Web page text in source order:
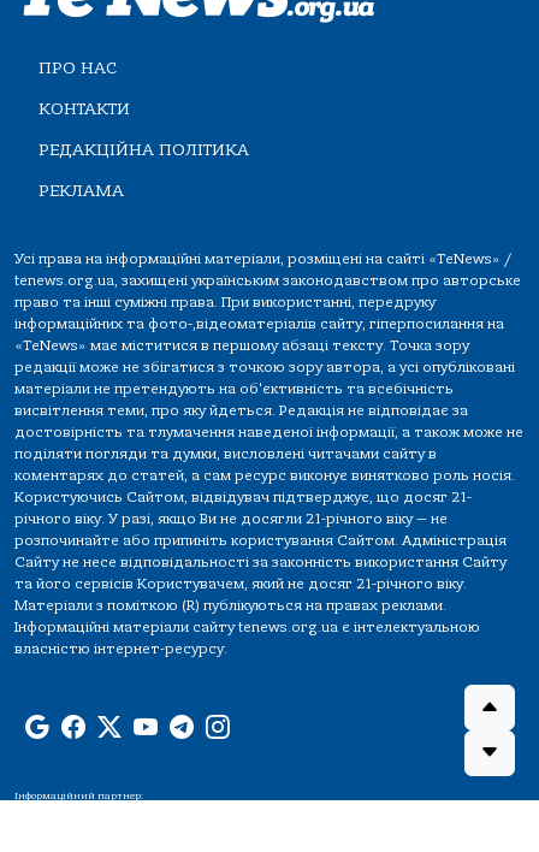
ПРО НАС
КОНТАКТИ
РЕДАКЦІЙНА ПОЛІТИКА
РЕКЛАМА
Усі права на інформаційні матеріали, розміщені на сайті «TeNews» /
tenews.org.ua, захищені українським законодавством про авторське
право та інші суміжні права. При використанні, передруку
інформаційних та фото-,відеоматеріалів сайту, гіперпосилання на
«TeNews» має міститися в першому абзаці тексту. Точка зору
редакції може не збігатися з точкою зору автора, а усі опубліковані
матеріали не претендують на об'єктивність та всебічність
висвітлення теми, про яку йдеться. Редакція не відповідає за
достовірність та тлумачення наведеної інформації, а також може не
поділяти погляди та думки, висловлені читачами сайту в
коментарях до статей, а сам ресурс виконує винятково роль носія.
Користуючись Сайтом, відвідувач підтверджує, що досяг 21-
річного віку. У разі, якщо Ви не досягли 21-річного віку — не
розпочинайте або припиніть користування Сайтом. Адміністрація
Сайту не несе відповідальності за законність використання Сайту
та його сервісів Користувачем, який не досяг 21-річного віку.
Матеріали з поміткою (R) публікуються на правах реклами.
Інформаційні матеріали сайту tenews.org.ua є інтелектуальною
власністю інтернет-ресурсу.
Інформаційний партнер: